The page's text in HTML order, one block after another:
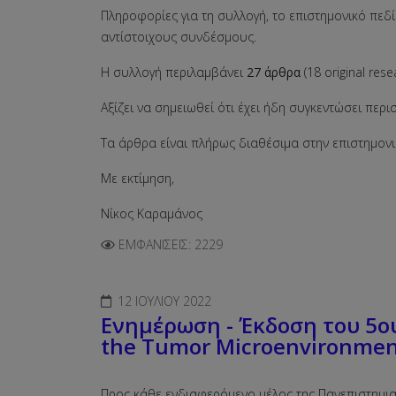
Πληροφορίες για τη συλλογή, το επιστημονικό
αντίστοιχους συνδέσμους.
Η συλλογή περιλαμβάνει 27 άρθρα (18 original
Αξίζει να σημειωθεί ότι έχει ήδη συγκεντώσει
Τα άρθρα είναι πλήρως διαθέσιμα στην
Με εκτίμηση,
Νίκος Καραμάνος
ΕΜΦΑΝΊΣΕΙΣ: 2229
12 ΙΟΥΛΊΟΥ 2022
Ενημέρωση - Έκδοση του
the Tumor